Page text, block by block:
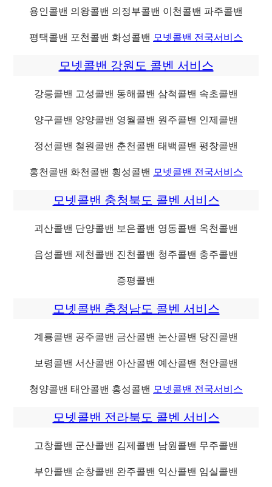
용인콜밴 의왕콜밴 의정부콜밴 이천콜밴 파주콜밴
평택콜밴 포천콜밴 화성콜밴 모넷콜밴 전국서비스
모넷콜밴 강원도 콜벤 서비스
강릉콜밴 고성콜밴 동해콜밴 삼척콜밴 속초콜밴
양구콜밴 양양콜밴 영월콜밴 원주콜밴 인제콜밴
정선콜밴 철원콜밴 춘천콜밴 태백콜밴 평창콜밴
홍천콜밴 화천콜밴 횡성콜밴 모넷콜밴 전국서비스
모넷콜밴 충청북도 콜벤 서비스
괴산콜밴 단양콜밴 보은콜밴 영동콜밴 옥천콜밴
음성콜밴 제천콜밴 진천콜밴 청주콜밴 충주콜밴
증평콜밴
모넷콜밴 충청남도 콜벤 서비스
계룡콜밴 공주콜밴 금산콜밴 논산콜밴 당진콜밴
보령콜밴 서산콜밴 아산콜밴 예산콜밴 천안콜밴
청양콜밴 태안콜밴 홍성콜밴 모넷콜밴 전국서비스
모넷콜밴 전라북도 콜벤 서비스
고창콜밴 군산콜밴 김제콜밴 남원콜밴 무주콜밴
부안콜밴 순창콜밴 완주콜밴 익산콜밴 임실콜밴